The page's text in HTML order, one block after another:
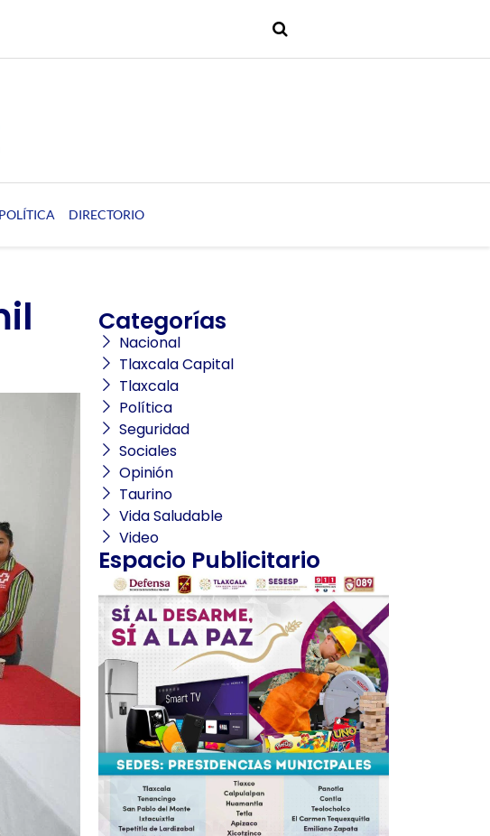
POLÍTICA DIRECTORIO
Categorías
Nacional
Tlaxcala Capital
Tlaxcala
Política
Seguridad
Sociales
Opinión
Taurino
Vida Saludable
Video
Espacio Publicitario